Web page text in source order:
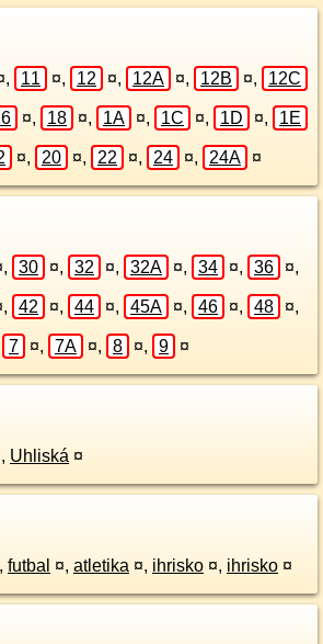
, 11 ¤, 12 ¤, 12A ¤, 12B ¤, 12C
¤, 18 ¤, 1A ¤, 1C ¤, 1D ¤, 1E
¤, 20 ¤, 22 ¤, 24 ¤, 24A ¤
, 30 ¤, 32 ¤, 32A ¤, 34 ¤, 36 ¤,
, 42 ¤, 44 ¤, 45A ¤, 46 ¤, 48 ¤,
7 ¤, 7A ¤, 8 ¤, 9 ¤
, Uhliská ¤
, futbal ¤, atletika ¤, ihrisko ¤, ihrisko ¤